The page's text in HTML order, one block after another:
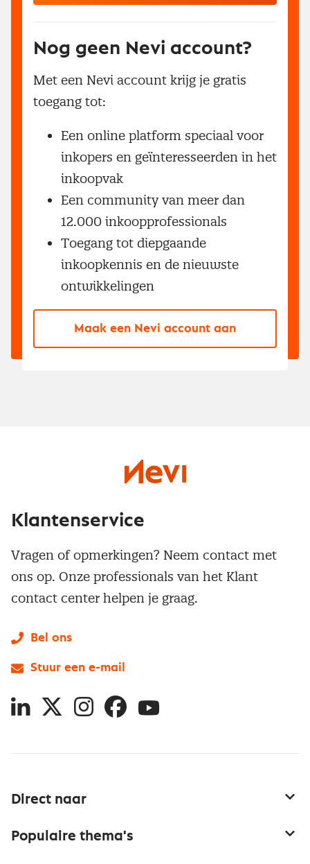
Nog geen Nevi account?
Met een Nevi account krijg je gratis
toegang tot:
Een online platform speciaal voor
inkopers en geïnteresseerden in het
inkoopvak
Een community van meer dan
12.000 inkoopprofessionals
Toegang tot diepgaande
inkoopkennis en de nieuwste
ontwikkelingen
Maak een Nevi account aan
Direct naar
Populaire thema's
Klantenservice
Vragen of opmerkingen? Neem contact met
ons op. Onze professionals van het Klant
contact center helpen je graag.
Bel ons
Stuur een e-mail
LinkedIn
X InstagramFacebookYouTube